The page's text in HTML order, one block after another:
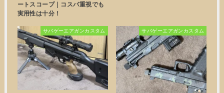
ートスコープ｜コスパ重視でも
実用性は十分！
サバゲーエアガンカスタム サバゲーエアガンカスタム